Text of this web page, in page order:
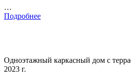
…
Подробнее
Одноэтажный каркасный дом с
2023 г.